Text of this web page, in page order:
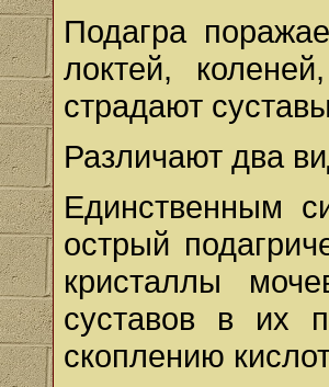
Подагра
локтей,
страдают
Различают два
Единственным
острый
кристаллы
суставов в их
скоплению